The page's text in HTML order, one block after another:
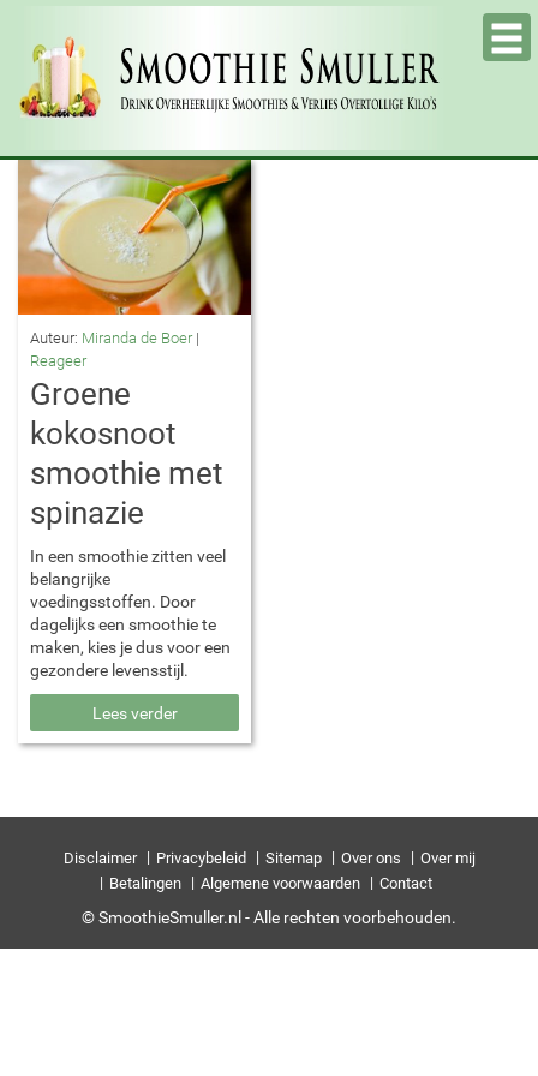
Auteur: Miranda de Boer|
Reageer
Groene
kokosnoot
smoothie met
spinazie
In een smoothie zitten veel
belangrijke
voedingsstoffen. Door
dagelijks een smoothie te
maken, kies je dus voor een
gezondere levensstijl.
Lees verder
Disclaimer Privacybeleid Sitemap Over ons
Over mij
Betalingen
Algemene voorwaarden Contact
© SmoothieSmuller.nl - Alle rechten voorbehouden.